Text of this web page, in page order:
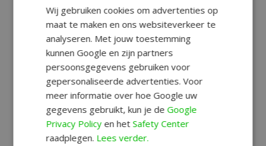
Wij gebruiken cookies om advertenties op
maat te maken en ons websiteverkeer te
analyseren. Met jouw toestemming
kunnen Google en zijn partners
persoonsgegevens gebruiken voor
gepersonaliseerde advertenties. Voor
meer informatie over hoe Google uw
gegevens gebruikt, kun je deGoogle
Privacy Policyen hetSafety Center
raadplegen. Lees verder.